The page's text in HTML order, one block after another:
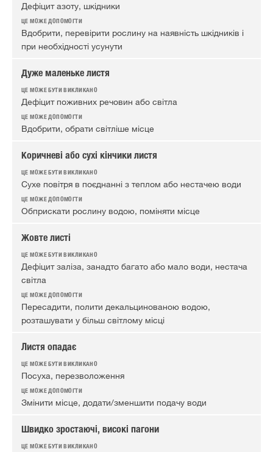
Дефіцит азоту, шкідники
Вдобрити, перевірити рослину на наявність шкідників і
при необхідності усунути
Дуже маленьке листя
Дефіцит поживних речовин або світла
Вдобрити, обрати світліше місце
Коричневі або сухі кінчики листя
Сухе повітря в поєднанні з теплом або нестачею води
Обприскати рослину водою, поміняти місце
Жовте листі
Дефіцит заліза, занадто багато або мало води, нестача
світла
Пересадити, полити декальцинованою водою,
розташувати у більш світлому місці
Листя опадає
Посуха, перезволоження
Змінити місце, додати/зменшити подачу води
Швидко зростаючі, високі пагони